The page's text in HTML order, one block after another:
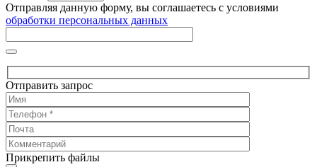
Отправляя данную форму, вы соглашаетесь с условиями
обработки персональных данных
Отправить запрос
Прикрепить файлы